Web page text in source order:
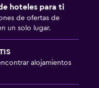
hoteles para ti
de ofertas de
un solo lugar.
alojamientos